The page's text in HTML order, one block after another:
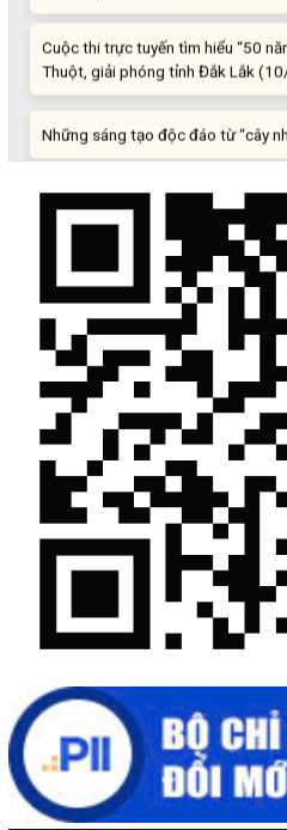
Cuộc thi trực tuyến tìm hiểu “50
Thuột, giải phóng tỉnh Đắk Lắk
Những sáng tạo độc đáo từ “cây
Khi khoa học - công nghệ chưa có
Chế biến sâu – Nâng cao giá trị
Quảng bá hình ảnh Đắk Lắk đến
Mời tham gia Hội chợ triển lãm
phẩm OCOP năm 2025
Kịch bản tăng trưởng kinh tế năm
Đắk Lắk xây dựng kịch bản tăng
2025 đạt 8% trở lên
Cuộc thi trực tuyến tìm hiểu “50
Thuột, giải phóng tỉnh Đắk Lắk